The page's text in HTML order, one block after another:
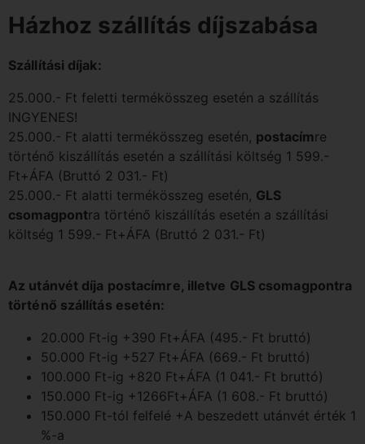
Házhoz szállítás díjszabása
Szállítási díjak:
25.000.- Ft feletti termékösszeg esetén a szállítás
INGYENES!
25.000.- Ft alatti termékösszeg esetén, postacímre
történő kiszállítás esetén a szállítási költség 1 599.-
Ft+ÁFA (Bruttó 2 031.- Ft)
25.000.- Ft alatti termékösszeg esetén, GLS
csomagpontra történő kiszállítás esetén a szállítási
költség 1 599.- Ft+ÁFA (Bruttó 2 031.- Ft)
Az utánvét díja postacímre, illetve GLS csomagpontra
történő szállítás esetén:
20.000 Ft-ig +390 Ft+ÁFA (495.- Ft bruttó)
50.000 Ft-ig +527 Ft+ÁFA (669.- Ft bruttó)
100.000 Ft-ig +820 Ft+ÁFA (1 041.- Ft bruttó)
150.000 Ft-ig +1266Ft+ÁFA (1 608.- Ft bruttó)
150.000 Ft-tól felfelé +A beszedett utánvét érték 1
%-a